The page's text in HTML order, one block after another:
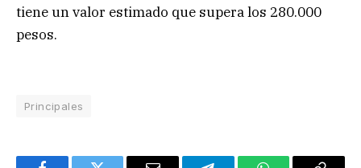
tiene un valor estimado que supera los 280.000
pesos.
Principales